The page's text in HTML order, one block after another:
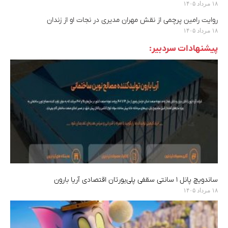
۱۸ مرداد ۱۴۰۵
روایت رامین پرچمی از نقش مهران مدیری در نجات او از زندان
۱۸ مرداد ۱۴۰۵
پیشنهادات سردبیر:
ساندویچ پانل ۱ سانتی سقفی پلی‌یورتان اقتصادی آریا بارون
۱۸ مرداد ۱۴۰۵